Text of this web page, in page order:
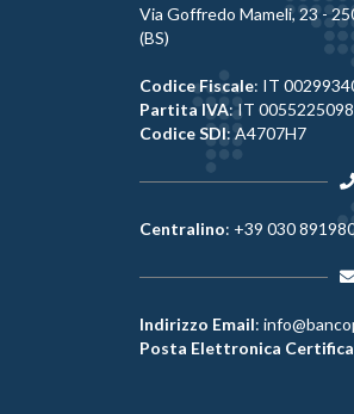
Via Goffredo Mameli, 23 -
(BS)
Codice Fiscale: IT
Partita IVA: IT
Codice SDI: A4707H7
Centralino: +39 030
Indirizzo Email:
Posta Elettronica